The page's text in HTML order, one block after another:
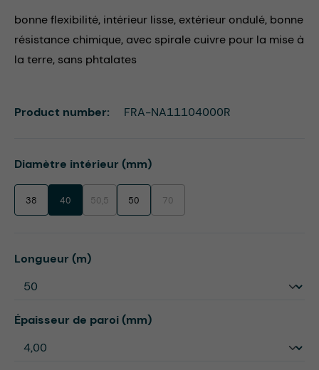
bonne flexibilité, intérieur lisse, extérieur ondulé, bonne
résistance chimique, avec spirale cuivre pour la mise à
la terre, sans phtalates
Select
Diamètre intérieur (mm)
38 40 50,5(This option is currently unavailable.)
50 70(This option is currently unavailable.)
Select
Longueur (m)
Select
Épaisseur de paroi (mm)
Product number: FRA-NA11104000R